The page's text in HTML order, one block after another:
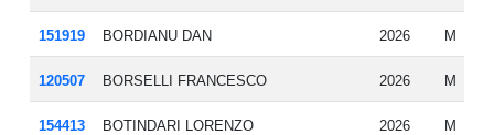
151919 BORDIANU DAN 2026 M
120507 BORSELLI FRANCESCO 2026 M
154413 BOTINDARI LORENZO 2026 M